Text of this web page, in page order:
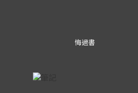
悔過書